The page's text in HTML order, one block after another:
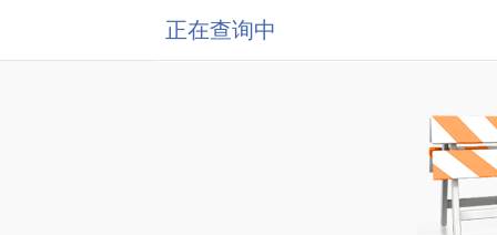
正在查询中